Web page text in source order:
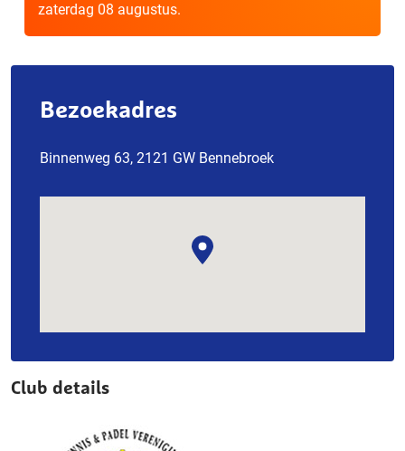
zaterdag 08 augustus.
Bezoekadres
Binnenweg 63, 2121 GW Bennebroek
Club details